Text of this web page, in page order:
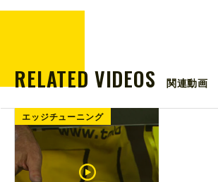
RELATED VIDEOS 関連動画
エッジチューニング